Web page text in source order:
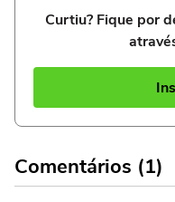
Curtiu? Fique por
Comentários (1)